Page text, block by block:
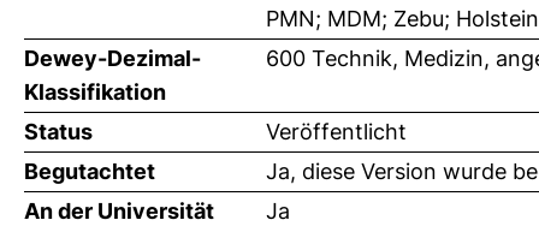
PMN; MDM; Zebu;
Dewey-Dezimal-
Klassifikation
600 Technik, Medizin,
Status
Veröffentlicht
Begutachtet
Ja, diese Version wurde
An der Universität
Ja